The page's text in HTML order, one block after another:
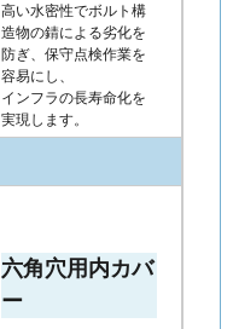
高い水密性でボルト構
造物の錆による劣化を
防ぎ、保守点検作業を
容易にし、
インフラの長寿命化を
実現します。
六角穴用内カバ
ー